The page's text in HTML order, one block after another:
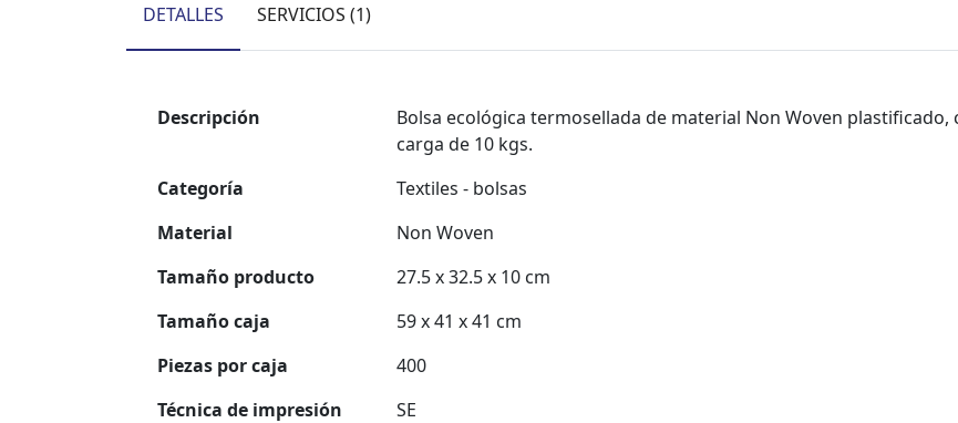
DETALLES SERVICIOS (1)
Descripción
Bolsa ecológica termosellada de material Non Woven plastificado,
carga de 10 kgs.
Categoría
Textiles - bolsas
Material
Non Woven
Tamaño producto
27.5 x 32.5 x 10 cm
Tamaño caja
59 x 41 x 41 cm
Piezas por caja
400
Técnica de impresión
SE